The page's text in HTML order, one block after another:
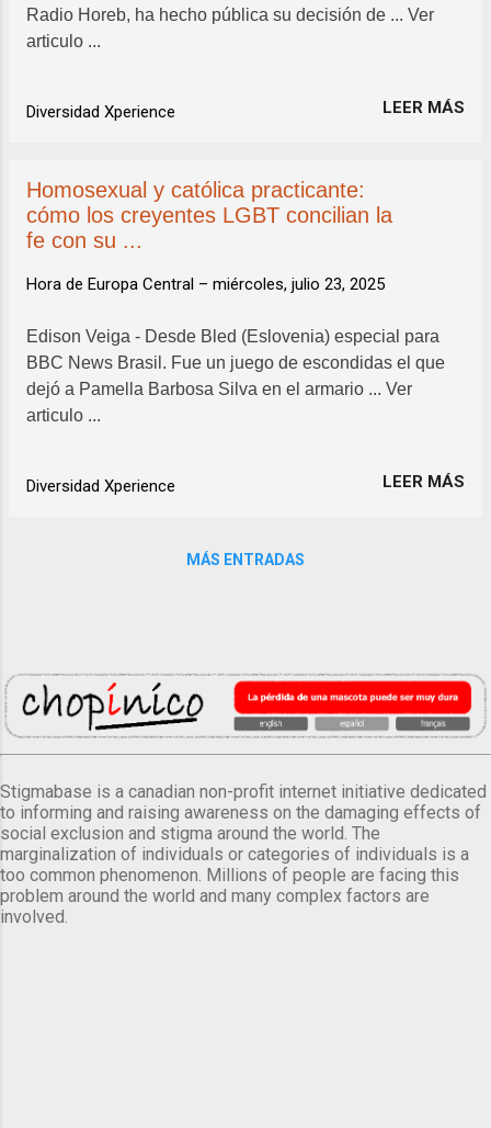
Radio Horeb, ha hecho pública su decisión de ... Ver
articulo ...
Diversidad Xperience LEER MÁS
Homosexual y católica practicante:
cómo los creyentes LGBT concilian la
fe con su ...
Hora de Europa Central – miércoles, julio 23, 2025
Edison Veiga - Desde Bled (Eslovenia) especial para
BBC News Brasil. Fue un juego de escondidas el que
dejó a Pamella Barbosa Silva en el armario ... Ver
articulo ...
Diversidad Xperience LEER MÁS
MÁS ENTRADAS
Stigmabase is a canadian non-profit internet initiative dedicated
to informing and raising awareness on the damaging effects of
social exclusion and stigma around the world. The
marginalization of individuals or categories of individuals is a
too common phenomenon. Millions of people are facing this
problem around the world and many complex factors are
involved.